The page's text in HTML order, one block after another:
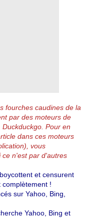
fourches caudines de la
par des moteurs de
Pour en
dans ces moteurs
vous
n'est par d'autres
et censurent
complètement !
sur Yahoo, Bing,
Yahoo, Bing et